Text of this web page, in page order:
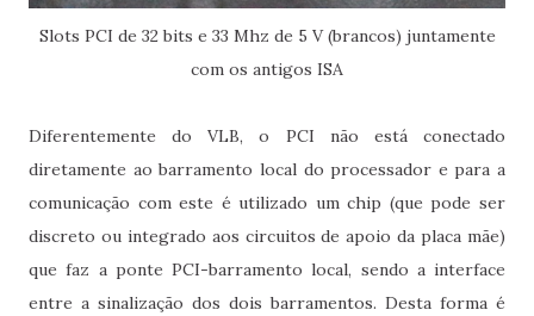
Slots PCI de 32 bits e 33 Mhz de 5 V (brancos) juntamente
com os antigos ISA
Diferentemente do VLB, o PCI não está conectado
diretamente ao barramento local do processador e para a
comunicação com este é utilizado um chip (que pode ser
discreto ou integrado aos circuitos de apoio da placa mãe)
que faz a ponte PCI-barramento local, sendo a interface
entre a sinalização dos dois barramentos. Desta forma é